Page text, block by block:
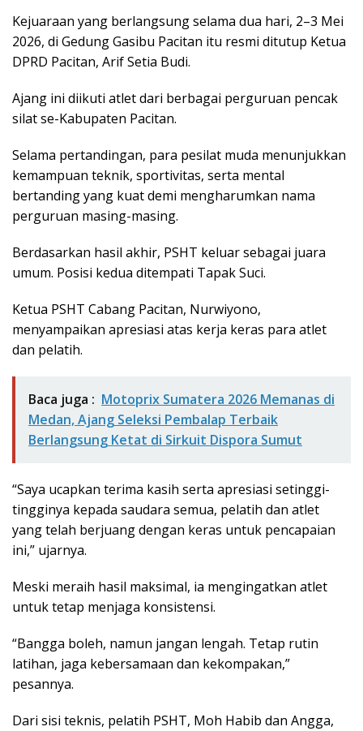
Kejuaraan yang berlangsung selama dua hari, 2–3 Mei
2026, di Gedung Gasibu Pacitan itu resmi ditutup Ketua
DPRD Pacitan, Arif Setia Budi.
Ajang ini diikuti atlet dari berbagai perguruan pencak
silat se-Kabupaten Pacitan.
Selama pertandingan, para pesilat muda menunjukkan
kemampuan teknik, sportivitas, serta mental
bertanding yang kuat demi mengharumkan nama
perguruan masing-masing.
Berdasarkan hasil akhir, PSHT keluar sebagai juara
umum. Posisi kedua ditempati Tapak Suci.
Ketua PSHT Cabang Pacitan, Nurwiyono,
menyampaikan apresiasi atas kerja keras para atlet
dan pelatih.
Baca juga : Motoprix Sumatera 2026 Memanas di
Medan, Ajang Seleksi Pembalap Terbaik
Berlangsung Ketat di Sirkuit Dispora Sumut
“Saya ucapkan terima kasih serta apresiasi setinggi-
tingginya kepada saudara semua, pelatih dan atlet
yang telah berjuang dengan keras untuk pencapaian
ini,” ujarnya.
Meski meraih hasil maksimal, ia mengingatkan atlet
untuk tetap menjaga konsistensi.
“Bangga boleh, namun jangan lengah. Tetap rutin
latihan, jaga kebersamaan dan kekompakan,”
pesannya.
Dari sisi teknis, pelatih PSHT, Moh Habib dan Angga,